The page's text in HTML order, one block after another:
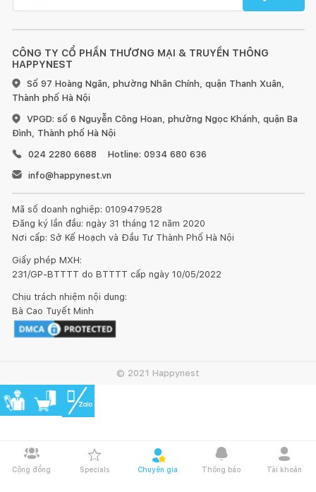
Cộng đồng Specials Chuyên gia Thông báo Tài khoản
CÔNG TY CỔ PHẦN THƯƠNG MẠI & TRUYỀN THÔNG
HAPPYNEST
Số 97 Hoàng Ngân, phường Nhân Chính, quận Thanh Xuân,
Thành phố Hà Nội
VPGD: số 6 Nguyễn Công Hoan, phường Ngọc Khánh, quận Ba
Đình, Thành phố Hà Nội
024 2280 6688
Hotline: 0934 680 636
info@happynest.vn
Mã số doanh nghiệp: 0109479528
Đăng ký lần đầu: ngày 31 tháng 12 năm 2020
Nơi cấp: Sở Kế Hoạch và Đầu Tư Thành Phố Hà Nội
Giấy phép MXH:
231/GP-BTTTT do BTTTT cấp ngày 10/05/2022
Chịu trách nhiệm nội dung:
Bà Cao Tuyết Minh
© 2021 Happynest